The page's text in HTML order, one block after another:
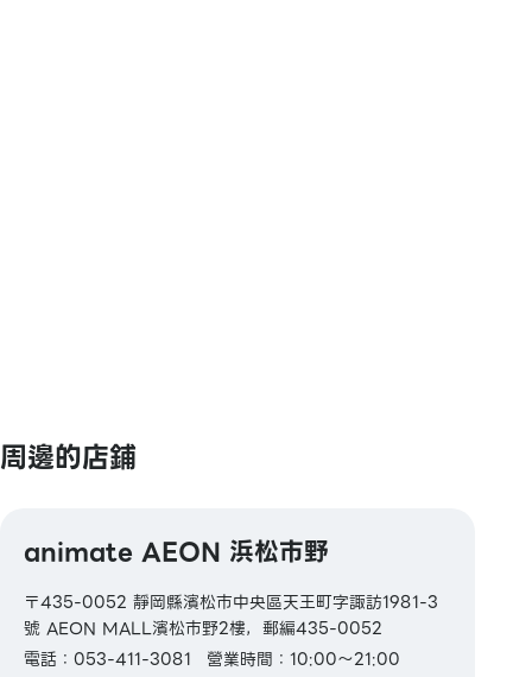
周邊的店鋪
animate AEON 浜松市野
〒435-0052 靜岡縣濱松市中央區天王町字諏訪1981-3
號 AEON MALL濱松市野2樓，郵編435-0052
電話：053-411-3081
營業時間：10:00～21:00